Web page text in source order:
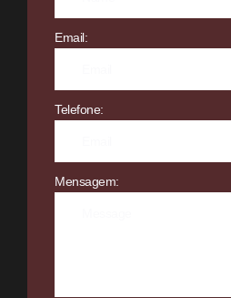
Email:
Telefone:
Mensagem: